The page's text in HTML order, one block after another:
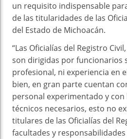
un requisito indispensable
de las titularidades de las
del Estado de Michoacán.
“Las Oficialías del Registro
son dirigidas por funcionarios
profesional, ni experiencia en
bien, en gran parte cuentan
personal experimentado y
técnicos necesarios, esto no
titulares de las Oficialías del
facultades y